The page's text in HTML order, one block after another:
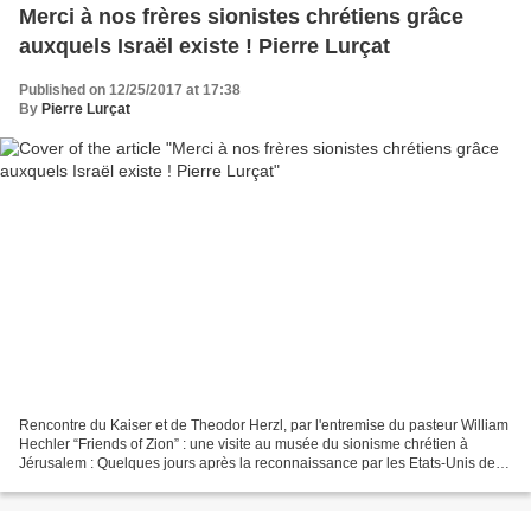
Merci à nos frères sionistes chrétiens grâce
auxquels Israël existe ! Pierre Lurçat
Published on 12/25/2017 at 17:38
By Pierre Lurçat
Rencontre du Kaiser et de Theodor Herzl, par l'entremise du pasteur William
Hechler “Friends of Zion” : une visite au musée du sionisme chrétien à
Jérusalem : Quelques jours après la reconnaissance par les Etats-Unis de la